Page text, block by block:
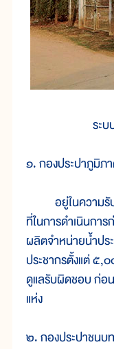
ระ
๑. กองประปาภูมิภ
อยู่ในความรับ
ที่ในการดำเนินการ
ผลิตจำหน่ายน้ำปร
ประชากรตั้งแต่ ๕,
ดูแลรับผิดชอบ ก่อ
แห่ง
๒. กองประปาชนบ